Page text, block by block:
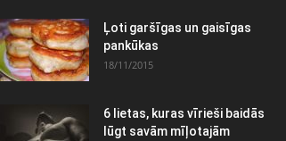
Ļoti garšīgas un gaisīgas
pankūkas
18/11/2015
6 lietas, kuras vīrieši baidās
lūgt savām mīļotajām